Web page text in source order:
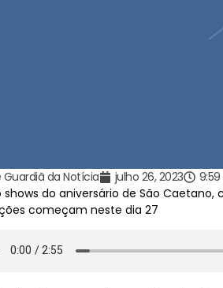
Guardiã da Notícia julho 26, 2023
shows do aniversário de São
começam neste dia 27